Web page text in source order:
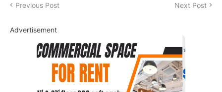
Previous Post Next Post
Advertisement